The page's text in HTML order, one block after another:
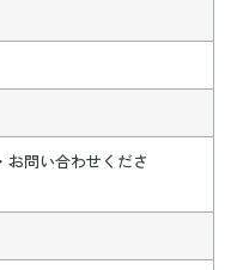
問い合わせくださ